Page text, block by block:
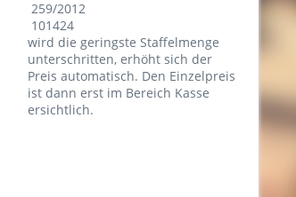
259/2012
101424
wird die geringste Staffelmenge
unterschritten, erhöht sich der
Preis automatisch. Den Einzelpreis
ist dann erst im Bereich Kasse
ersichtlich.